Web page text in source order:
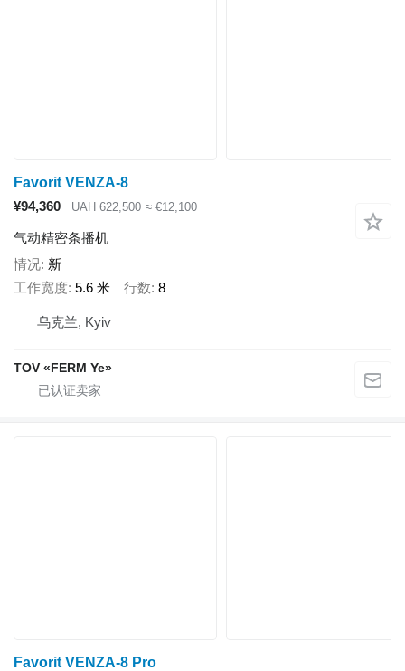
Favorit VENZA-8
¥94,360
UAH 622,500 ≈ €12,100
气动精密条播机
情况 新
工作宽度 5.6 米 行数 8
乌克兰, Kyiv
TOV «FERM Ye»
Favorit VENZA-8 Pro